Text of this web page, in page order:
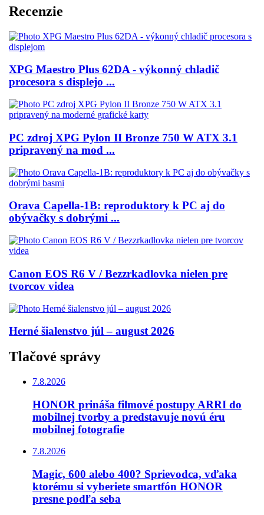
Recenzie
XPG Maestro Plus 62DA - výkonný chladič
procesora s displejo ...
PC zdroj XPG Pylon II Bronze 750 W ATX 3.1
pripravený na mod ...
Orava Capella-1B: reproduktory k PC aj do
obývačky s dobrými ...
Canon EOS R6 V / Bezzrkadlovka nielen pre
tvorcov videa
Herné šialenstvo júl – august 2026
Tlačové správy
7.8.2026
HONOR prináša filmové postupy ARRI do
mobilnej tvorby a predstavuje novú éru
mobilnej fotografie
7.8.2026
Magic, 600 alebo 400? Sprievodca, vďaka
ktorému si vyberiete smartfón HONOR
presne podľa seba